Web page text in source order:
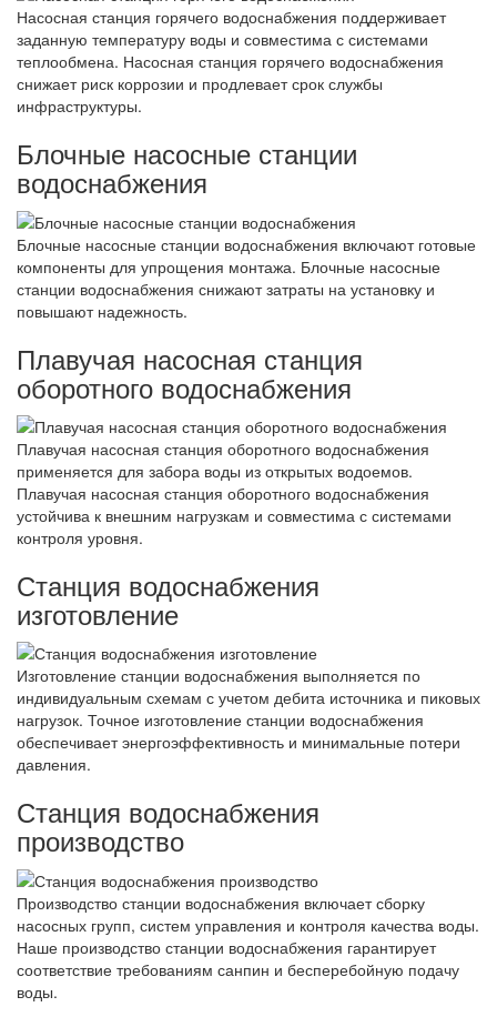
Насосная станция горячего водоснабжения поддерживает
заданную температуру воды и совместима с системами
теплообмена. Насосная станция горячего водоснабжения
снижает риск коррозии и продлевает срок службы
инфраструктуры.
Блочные насосные станции
водоснабжения
Блочные насосные станции водоснабжения включают готовые
компоненты для упрощения монтажа. Блочные насосные
станции водоснабжения снижают затраты на установку и
повышают надежность.
Плавучая насосная станция
оборотного водоснабжения
Плавучая насосная станция оборотного водоснабжения
применяется для забора воды из открытых водоемов.
Плавучая насосная станция оборотного водоснабжения
устойчива к внешним нагрузкам и совместима с системами
контроля уровня.
Станция водоснабжения
изготовление
Изготовление станции водоснабжения выполняется по
индивидуальным схемам с учетом дебита источника и пиковых
нагрузок. Точное изготовление станции водоснабжения
обеспечивает энергоэффективность и минимальные потери
давления.
Станция водоснабжения
производство
Производство станции водоснабжения включает сборку
насосных групп, систем управления и контроля качества воды.
Наше производство станции водоснабжения гарантирует
соответствие требованиям санпин и бесперебойную подачу
воды.